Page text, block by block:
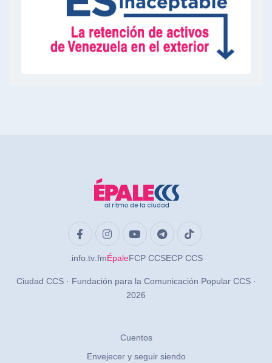
.info .tv .fmÉpaleFCP CCSECP CCS
Ciudad CCS · Fundación para la Comunicación Popular CCS ·
2026
Cuentos
Envejecer y seguir siendo